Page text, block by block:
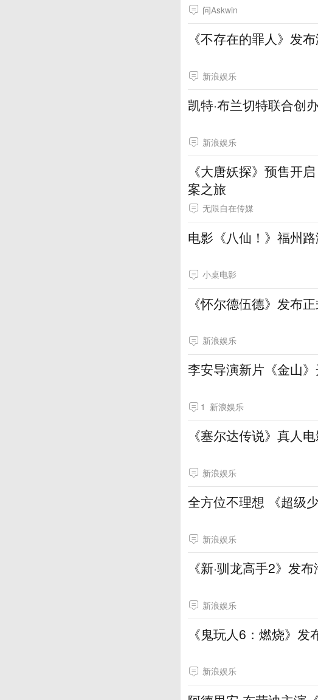
问Askwin
《不存在的罪人》发
新浪娱乐
凯特·布兰切特联合创
新浪娱乐
《大唐妖探》预售开
案之旅
无限自在传媒
电影《八仙！》福州
小桌电影
《怀尔德伍德》发布
新浪娱乐
李安导演新片《金山
1 新浪娱乐
《塞尔达传说》真人
新浪娱乐
全方位不理想 《超级
新浪娱乐
《新·驯龙高手2》发
新浪娱乐
《鬼玩人6：燃烧》
新浪娱乐